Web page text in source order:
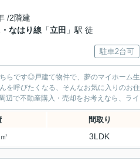
/2階建
なはり線 「立田 」駅 徒
駐車2台可
らです◎戸建て物件で、夢のマイホーム
呼びたくなる、そんなお気に入りのお
な生活はあなたの心を豊かにします(^^) 高知市周辺で不動産購入・売却をお考え
間取り
3LDK